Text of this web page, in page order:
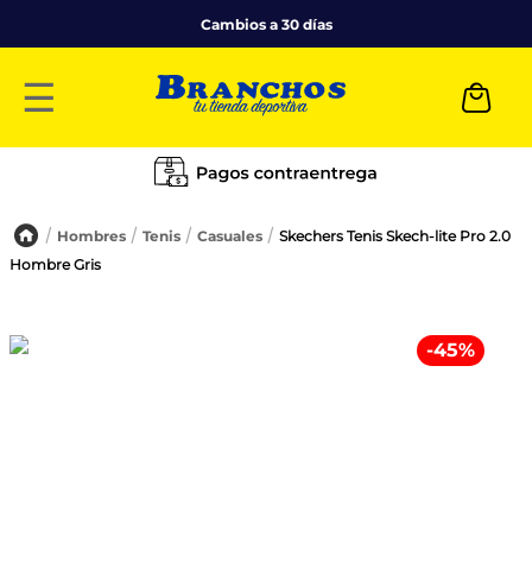
Cambios a 30 días
☰
Hombres Tenis Casuales
Skechers Tenis Skech-lite Pro 2.0
Hombre Gris
-45%